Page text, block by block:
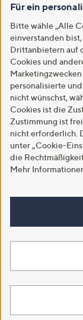
Für ein
Bitte wähle „Alle
einverstanden
Drittanbietern auf
Cookies und
personalisierte
nicht wünschst,
Cookies ist die
Zustimmung ist
nicht erforderlich.
unter „Cookie-
die
Mehr